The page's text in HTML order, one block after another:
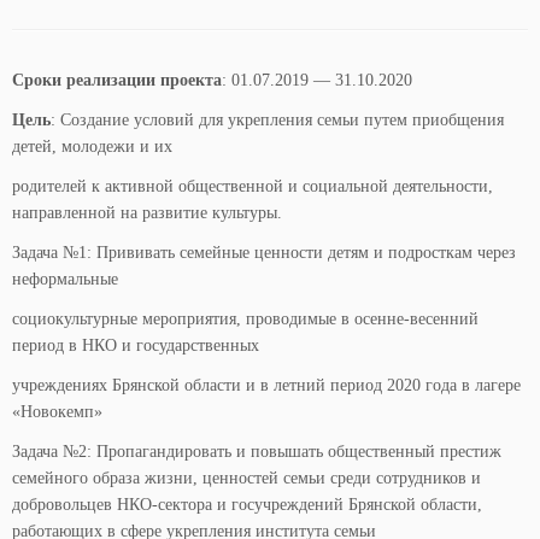
Сроки реализации проекта: 01.07.2019 — 31.10.2020
Цель: Создание условий для укрепления семьи путем приобщения
детей, молодежи и их
родителей к активной общественной и социальной деятельности,
направленной на развитие культуры.
Задача №1: Прививать семейные ценности детям и подросткам через
неформальные
социокультурные мероприятия, проводимые в осенне-весенний
период в НКО и государственных
учреждениях Брянской области и в летний период 2020 года в лагере
«Новокемп»
Задача №2: Пропагандировать и повышать общественный престиж
семейного образа жизни, ценностей семьи среди сотрудников и
добровольцев НКО-сектора и госучреждений Брянской области,
работающих в сфере укрепления института семьи